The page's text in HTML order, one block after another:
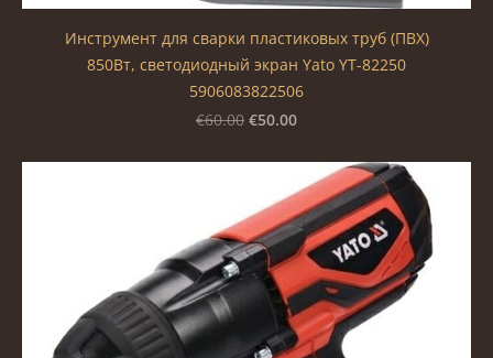
Инструмент для сварки пластиковых труб (ПВХ)
850Вт, светодиодный экран Yato YT-82250
5906083822506
€60.00 €50.00